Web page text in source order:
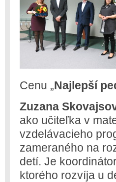
Cenu „Najlepší
Zuzana
ako učiteľka v
vzdelávacieho
zameraného na
detí. Je
ktorého rozvíja u